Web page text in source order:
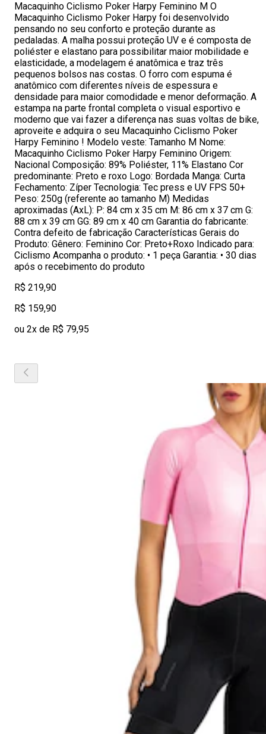
Macaquinho Ciclismo Poker Harpy Feminino M O
Macaquinho Ciclismo Poker Harpy foi desenvolvido
pensando no seu conforto e proteção durante as
pedaladas. A malha possui proteção UV e é composta de
poliéster e elastano para possibilitar maior mobilidade e
elasticidade, a modelagem é anatômica e traz três
pequenos bolsos nas costas. O forro com espuma é
anatômico com diferentes níveis de espessura e
densidade para maior comodidade e menor deformação. A
estampa na parte frontal completa o visual esportivo e
moderno que vai fazer a diferença nas suas voltas de bike,
aproveite e adquira o seu Macaquinho Ciclismo Poker
Harpy Feminino ! Modelo veste: Tamanho M Nome:
Macaquinho Ciclismo Poker Harpy Feminino Origem:
Nacional Composição: 89% Poliéster, 11% Elastano Cor
predominante: Preto e roxo Logo: Bordada Manga: Curta
Fechamento: Zíper Tecnologia: Tec press e UV FPS 50+
Peso: 250g (referente ao tamanho M) Medidas
aproximadas (AxL): P: 84 cm x 35 cm M: 86 cm x 37 cm G:
88 cm x 39 cm GG: 89 cm x 40 cm Garantia do fabricante:
Contra defeito de fabricação Características Gerais do
Produto: Gênero: Feminino Cor: Preto+Roxo Indicado para:
Ciclismo Acompanha o produto: • 1 peça Garantia: • 30 dias
após o recebimento do produto
R$ 219,90
R$ 159,90
ou 2x de R$ 79,95